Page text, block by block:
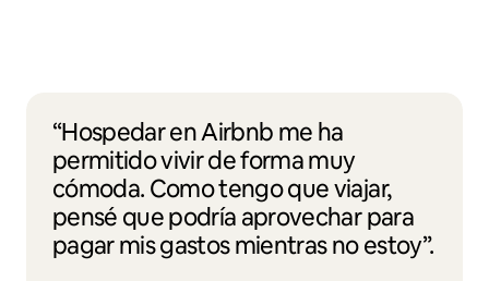
“Hospedar en Airbnb me ha
permitido vivir de forma muy
cómoda. Como tengo que viajar,
pensé que podría aprovechar para
pagar mis gastos mientras no estoy”.